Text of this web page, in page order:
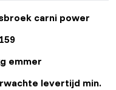
carni power
emmer
levertijd min.